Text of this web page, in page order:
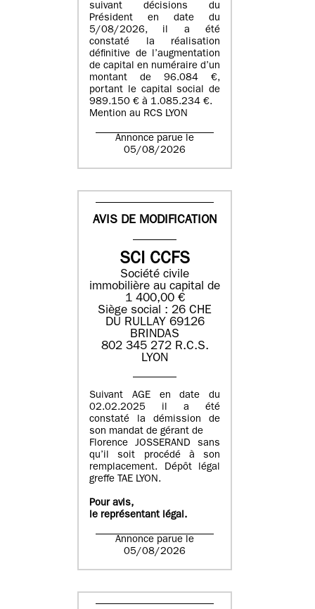
suivant décisions du
Président en date du
5/08/2026, il a été
constaté la réalisation
définitive de l’augmentation
de capital en numéraire d’un
montant de 96.084 €,
portant le capital social de
989.150 € à 1.085.234 €.
Mention au RCS LYON
Annonce parue le
05/08/2026
AVIS DE MODIFICATION
SCI CCFS
Société civile
immobilière au capital de
1 400,00 €
Siège social : 26 CHE
DU RULLAY 69126
BRINDAS
802 345 272 R.C.S.
LYON
Suivant AGE en date du
02.02.2025 il a été
constaté la démission de
son mandat de gérant de
Florence JOSSERAND sans
qu’il soit procédé à son
remplacement. Dépôt légal
greffe TAE LYON.
Pour avis,
le représentant légal.
Annonce parue le
05/08/2026